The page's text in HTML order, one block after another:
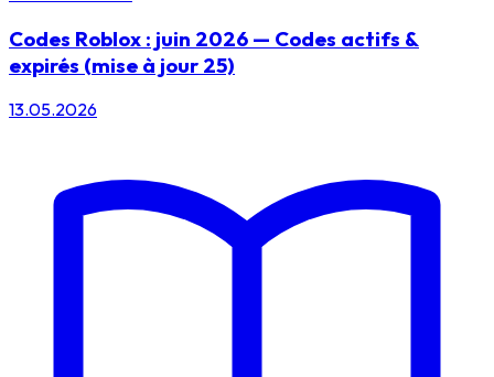
Codes Roblox : juin 2026 — Codes actifs &
expirés (mise à jour 25)
13.05.2026